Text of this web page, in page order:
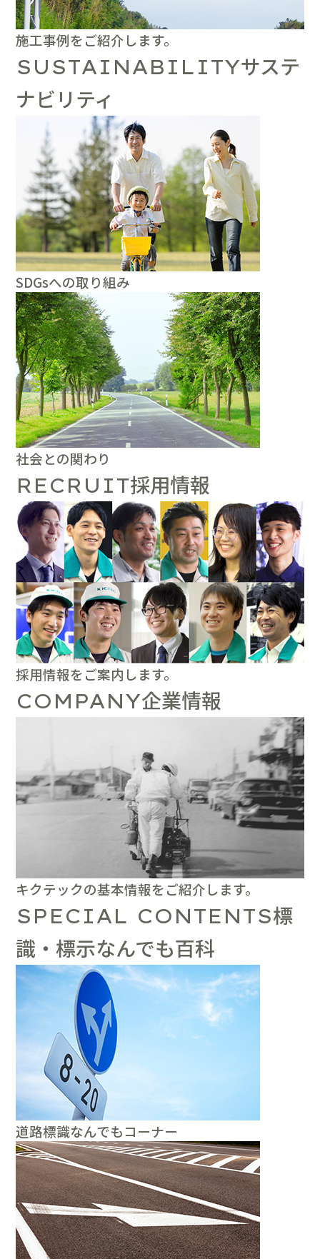
施工事例をご紹介します。
SUSTAINABILITYサステ
ナビリティ
SDGsへの取り組み
社会との関わり
RECRUIT採用情報
採用情報をご案内します。
COMPANY企業情報
キクテックの基本情報をご紹介します。
SPECIAL CONTENTS標
識・標示なんでも百科
道路標識なんでもコーナー